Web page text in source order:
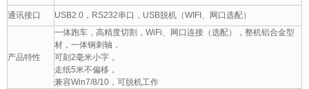
通讯接口 USB2.0，RS232串口，USB脱机（WIFI、网口选配）
产品特性
一体跑车，高精度切割，WiFi、网口连接（选配），整机铝合金型
材，一体钢刺轴，
可刻2毫米小字，
走纸5米不偏移，
兼容Win7/8/10，可脱机工作